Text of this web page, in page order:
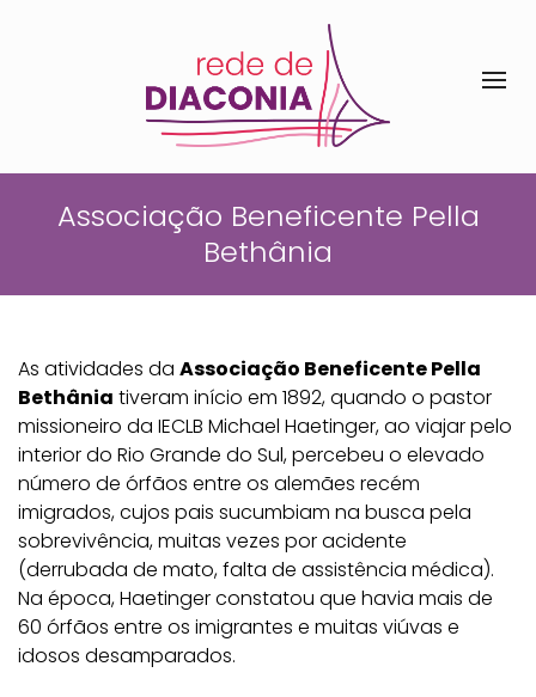
Associação Beneficente Pella
Bethânia
As atividades da Associação Beneficente Pella
Bethânia tiveram início em 1892, quando o pastor
missioneiro da IECLB Michael Haetinger, ao viajar pelo
interior do Rio Grande do Sul, percebeu o elevado
número de órfãos entre os alemães recém
imigrados, cujos pais sucumbiam na busca pela
sobrevivência, muitas vezes por acidente
(derrubada de mato, falta de assistência médica).
Na época, Haetinger constatou que havia mais de
60 órfãos entre os imigrantes e muitas viúvas e
idosos desamparados.